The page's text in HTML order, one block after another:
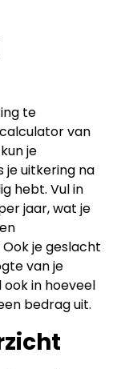
te
van
je
je uitkering na
hebt. Vul in
jaar, wat je
je geslacht
van je
ook in hoeveel
bedrag uit.